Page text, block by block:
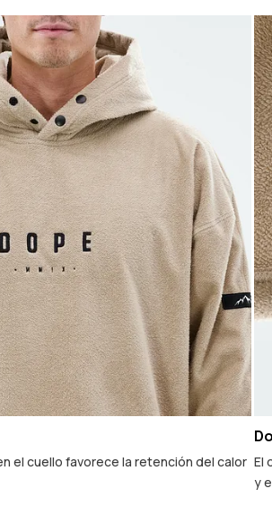
el cuello favorece la retención del calor El
y